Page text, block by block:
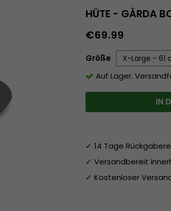
HÜTE - GÅRDA
€69.99
Größe
Auf Lager.
IN
✓ 14 Tage
✓ Versandbereit
✓ Kostenloser